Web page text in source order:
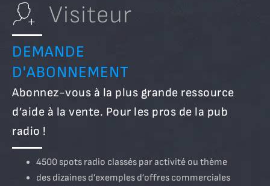
Visiteur
DEMANDE
D'ABONNEMENT
Abonnez-vous à la plus grande ressource
d’aide à la vente. Pour les pros de la pub
radio !
4500 spots radio classés par activité ou thème
des dizaines d’exemples d’offres commerciales